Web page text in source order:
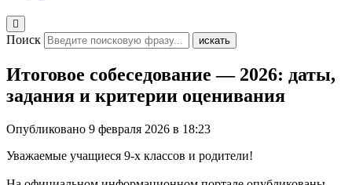
Поиск искать
Итоговое собеседование — 2026: даты,
задания и критерии оценивания
Опубликовано 9 февраля 2026 в 18:23
Уважаемые учащиеся 9-х классов и родители!